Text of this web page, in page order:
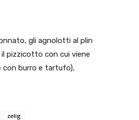
gli agnolotti al plin
pizzicotto con cui viene
con burro e tartufo),
zelig